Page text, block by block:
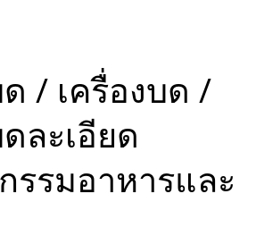
/ เครื่องบด /
ละเอียด
รรมอาหารและ